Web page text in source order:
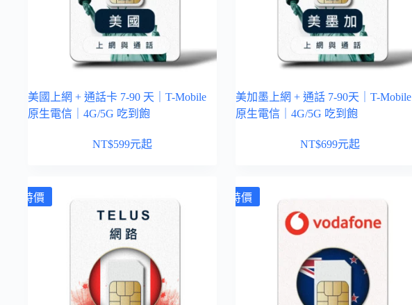
美國上網 + 通話卡 7-90 天｜T-Mobile
原生電信｜4G/5G 吃到飽
NT$599元起
美加墨上網 + 通話 7-90天｜T-Mobile
原生電信｜4G/5G 吃到飽
NT$699元起
特價 特價